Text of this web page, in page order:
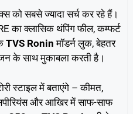
को सबसे ज्यादा सर्च कर रहे हैं।
का क्लासिक थंपिंग फील, कम्फर्ट
TVS Ronin मॉडर्न लुक, बेहतर
के साथ मुकाबला करती है।
स्टाइल में बताएंगे – कीमत,
और आखिर में साफ-साफ